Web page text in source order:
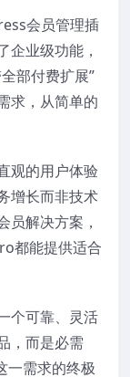
会员管理插
企业级功能，
部付费扩展”
求，从简单的
观的用户体验
增长而非技术
员解决方案，
都能提供适合
个可靠、灵活
，而是必需
一需求的终极